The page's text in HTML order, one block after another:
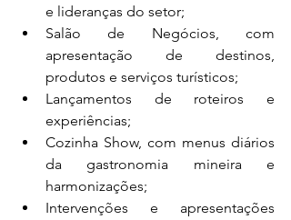
e lideranças do setor;
Salão de Negócios, com
apresentação de destinos,
produtos e serviços turísticos;
Lançamentos de roteiros e
experiências;
Cozinha Show, com menus diários
da gastronomia mineira e
harmonizações;
Intervenções e apresentações